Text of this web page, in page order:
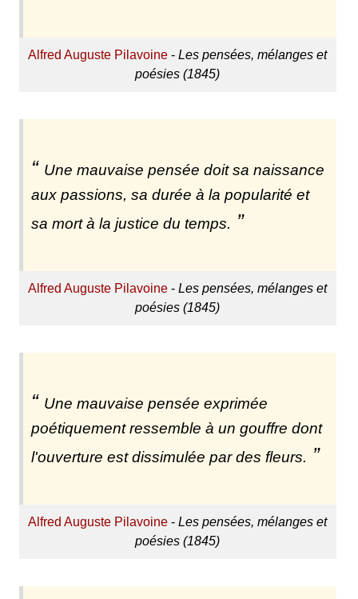
Alfred Auguste Pilavoine -Les pensées, mélanges et
poésies (1845)
Une mauvaise pensée doit sa naissance
aux passions, sa durée à la popularité et
sa mort à la justice du temps.
Alfred Auguste Pilavoine -Les pensées, mélanges et
poésies (1845)
Une mauvaise pensée exprimée
poétiquement ressemble à un gouffre dont
l'ouverture est dissimulée par des fleurs.
Alfred Auguste Pilavoine -Les pensées, mélanges et
poésies (1845)